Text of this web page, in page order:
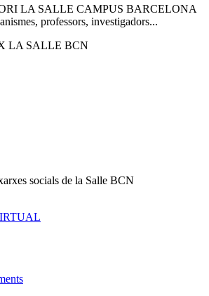
LA SALLE CAMPUS BARCELONA
professors, investigadors...
LA SALLE BCN
socials de la Salle BCN